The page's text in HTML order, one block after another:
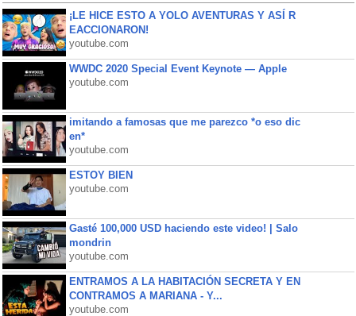
¡LE HICE ESTO A YOLO AVENTURAS Y ASÍ R
EACCIONARON!
youtube.com
WWDC 2020 Special Event Keynote — Apple
youtube.com
imitando a famosas que me parezco *o eso dic
en*
youtube.com
ESTOY BIEN
youtube.com
Gasté 100,000 USD haciendo este video! | Salo
mondrin
youtube.com
ENTRAMOS A LA HABITACIÓN SECRETA Y EN
CONTRAMOS A MARIANA - Y...
youtube.com